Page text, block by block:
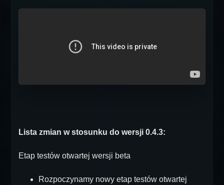
Lista zmian w stosunku do wersji 0.4.3:
Etap testów otwartej wersji beta
Rozpoczynamy nowy etap testów otwartej